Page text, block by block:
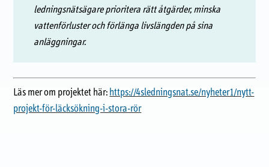
ledningsnätsägare prioritera rätt åtgärder, minska
vattenförluster och förlänga livslängden på sina
anläggningar.
Läs mer om projektet här: https://4sledningsnat.se/nyheter1/nytt-
projekt-för-läcksökning-i-stora-rör